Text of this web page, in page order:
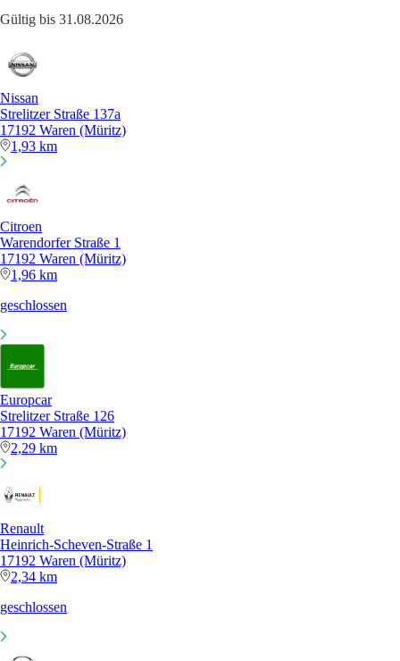
Gültig bis 31.08.2026
Nissan
Strelitzer Straße 137a
17192 Waren (Müritz)
1,93 km
Citroen
Warendorfer Straße 1
17192 Waren (Müritz)
1,96 km
geschlossen
Europcar
Strelitzer Straße 126
17192 Waren (Müritz)
2,29 km
Renault
Heinrich-Scheven-Straße 1
17192 Waren (Müritz)
2,34 km
geschlossen